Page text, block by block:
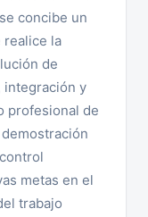
concibe un
realice la
de
integración y
profesional de
metas en el
trabajo